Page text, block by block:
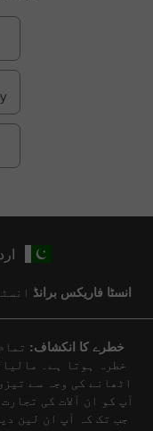
انسٹا فاریکس برانڈ
خطرے کا انکشاف:
خطرہ ہوتا ہے۔
اٹھانے کی وجہ سے
آپ کو ان آلات کی
جب تک کہ آپ ان لین